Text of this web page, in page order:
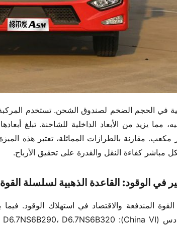
مباشر كفاءة النقل والقدرة على تحقيق الأرباح.
في الوقود: القاعدة الذهبية لسلسلة القوة​